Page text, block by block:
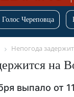
Голос Череповца
Непогода
на
выпало от